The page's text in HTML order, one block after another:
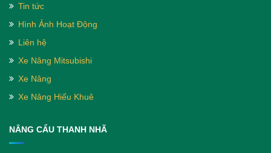
Tin tức
Hình Ảnh Hoạt Động
Liên hệ
Xe Nâng Mitsubishi
Xe Nâng
Xe Nâng Hiếu Khuê
NÂNG CẨU THANH NHÃ